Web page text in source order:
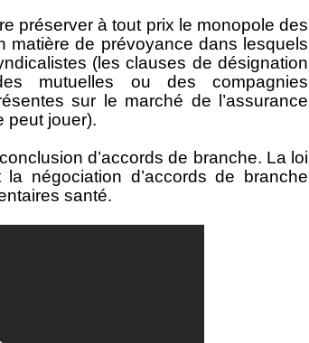
préserver à tout prix le monopole des
matière de prévoyance dans lesquels
(les clauses de désignation
mutuelles ou des compagnies
sur le marché de l’assurance
peut jouer).
d’accords de branche. La loi
négociation d’accords de branche
santé.